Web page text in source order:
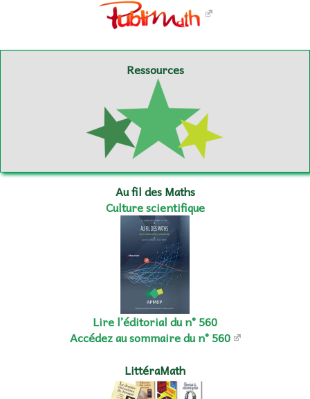
Ressources
Au fil des Maths
Culture scientifique
Lire l’éditorial du n° 560
Accédez au sommaire du n° 560
LittéraMath